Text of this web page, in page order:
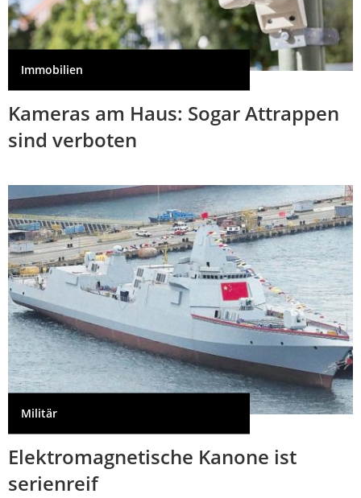
Immobilien
Kameras am Haus: Sogar Attrappen
sind verboten
Militär
Elektromagnetische Kanone ist
serienreif